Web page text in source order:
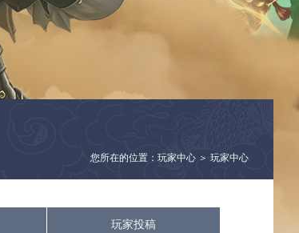
您所在的位置：玩家中心 ＞ 玩家中心
玩家投稿